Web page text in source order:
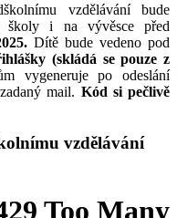
vzdělávání bude
školy i na vývěsce před
Dítě bude vedeno pod
(skládá se pouze z
vygeneruje po odeslání
mail. Kód si pečlivě
vzdělávání